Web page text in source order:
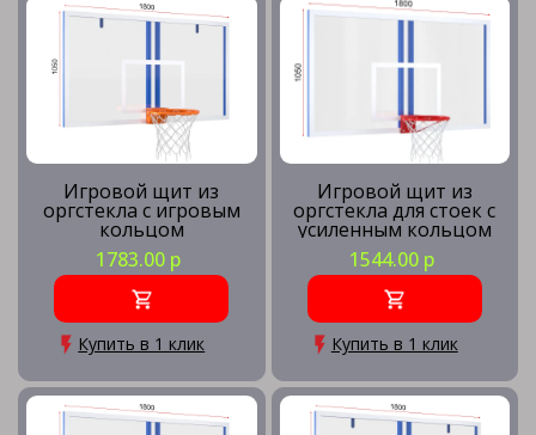
Игровой щит из
оргстекла с игровым
кольцом
1783.00 р
Купить в 1 клик
Игровой щит из
оргстекла для стоек с
усиленным кольцом
1544.00 р
Купить в 1 клик